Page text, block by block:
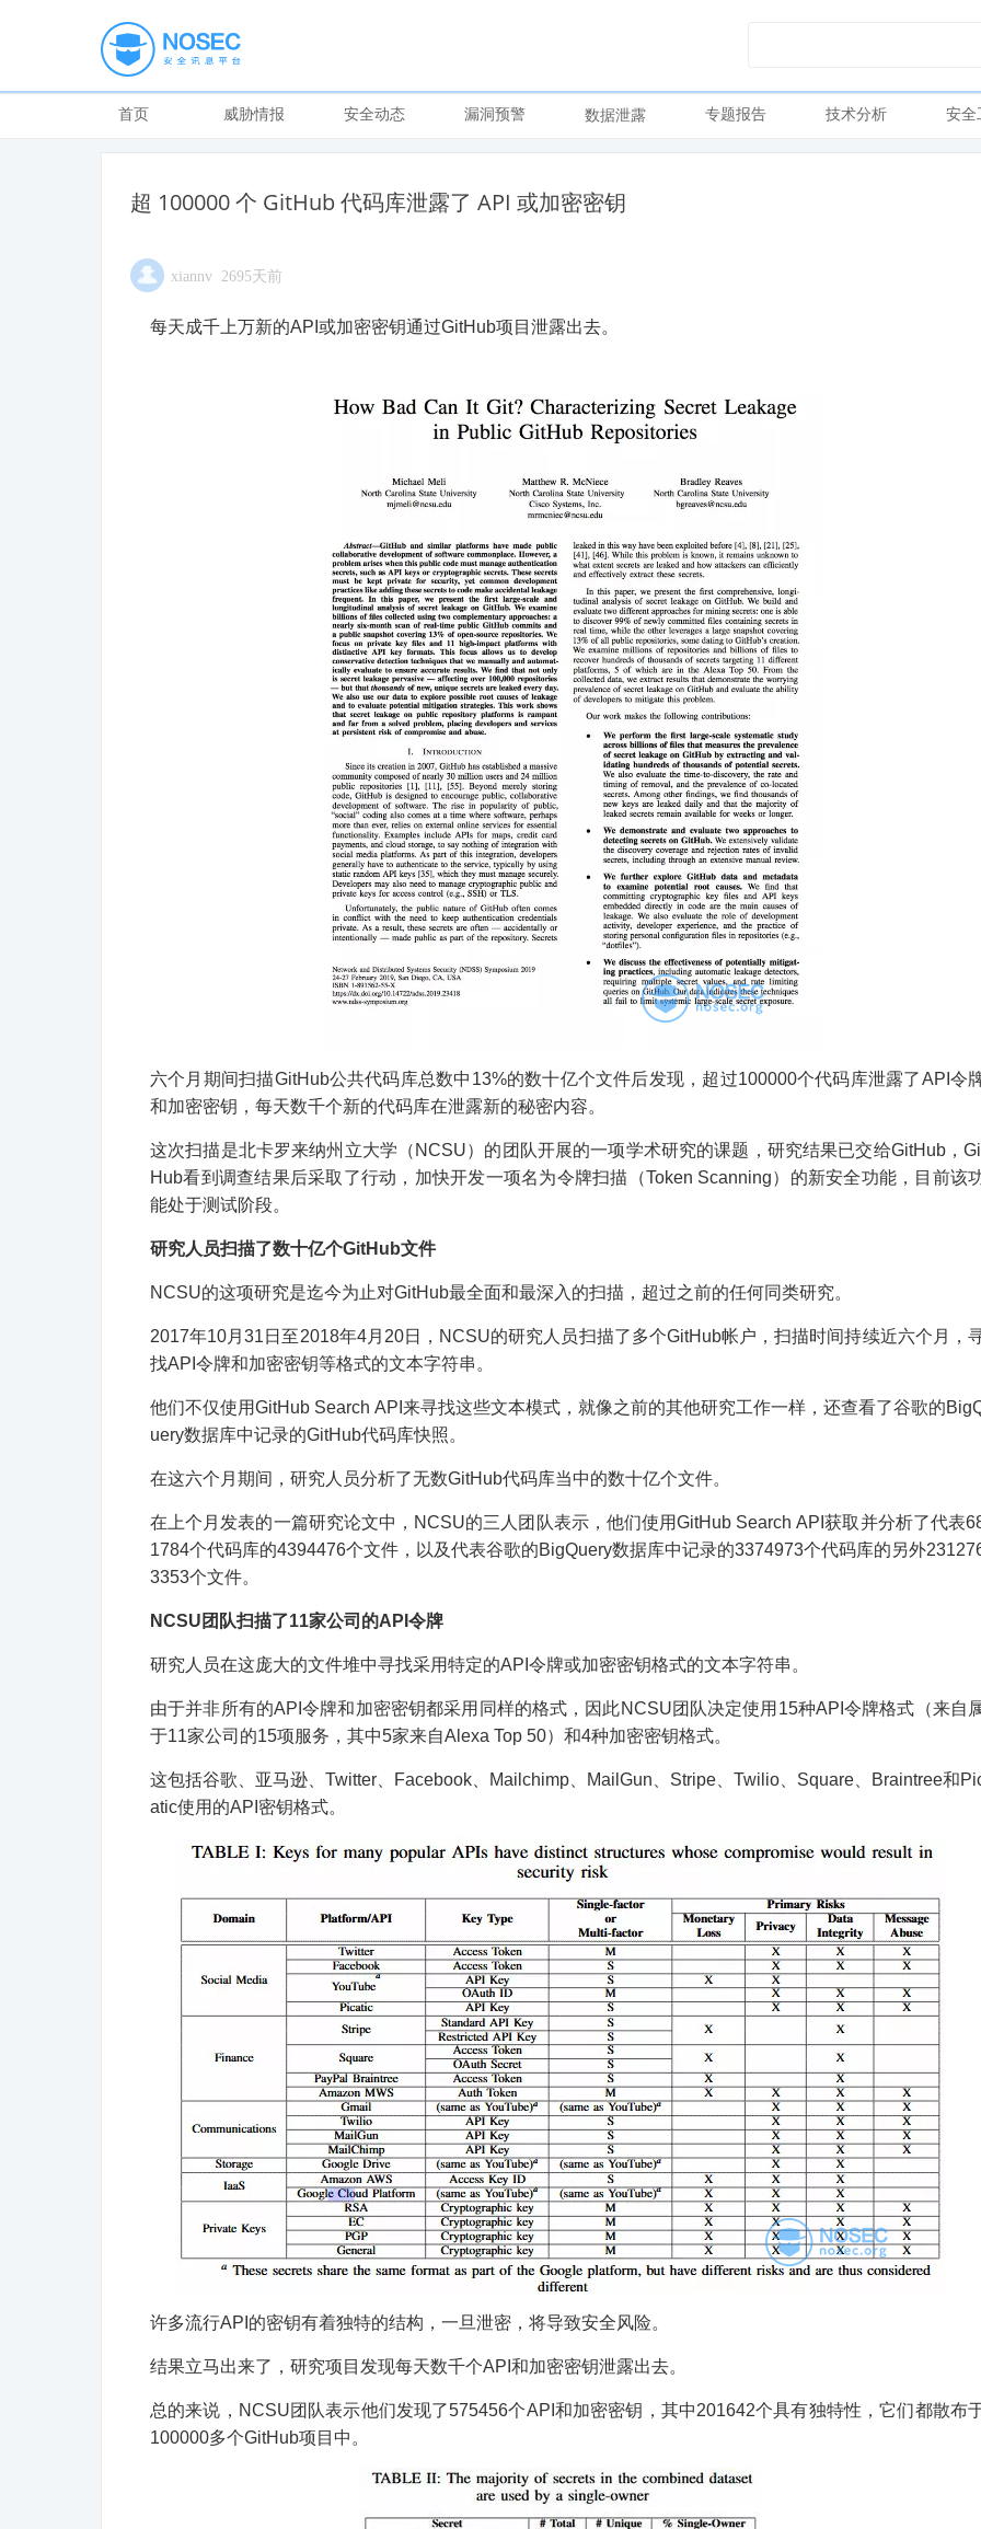
首页 威胁情报 安全动态 漏洞预警 数据泄露 专题报告 技术分析 安全
超 100000 个 GitHub 代码库泄露了 API 或加密密钥
xiannv 2695天前
每天成千上万新的API或加密密钥通过GitHub项目泄露出去。
六个月期间扫描GitHub公共代码库总数中13%的数十亿个文件后发现，超过100000个代码库泄露了API令
和加密密钥，每天数千个新的代码库在泄露新的秘密内容。
这次扫描是北卡罗来纳州立大学（NCSU）的团队开展的一项学术研究的课题，研究结果已交给GitHub，
Hub看到调查结果后采取了行动，加快开发一项名为令牌扫描（Token Scanning）的新安全功能，目前该
能处于测试阶段。
研究人员扫描了数十亿个GitHub文件
NCSU的这项研究是迄今为止对GitHub最全面和最深入的扫描，超过之前的任何同类研究。
2017年10月31日至2018年4月20日，NCSU的研究人员扫描了多个GitHub帐户，扫描时间持续近六个月，
找API令牌和加密密钥等格式的文本字符串。
他们不仅使用GitHub Search API来寻找这些文本模式，就像之前的其他研究工作一样，还查看了谷歌的
uery数据库中记录的GitHub代码库快照。
在这六个月期间，研究人员分析了无数GitHub代码库当中的数十亿个文件。
在上个月发表的一篇研究论文中，NCSU的三人团队表示，他们使用GitHub Search API获取并分析了代表
1784个代码库的4394476个文件，以及代表谷歌的BigQuery数据库中记录的3374973个代码库的另外
3353个文件。
NCSU团队扫描了11家公司的API令牌
研究人员在这庞大的文件堆中寻找采用特定的API令牌或加密密钥格式的文本字符串。
由于并非所有的API令牌和加密密钥都采用同样的格式，因此NCSU团队决定使用15种API令牌格式（来自
于11家公司的15项服务，其中5家来自Alexa Top 50）和4种加密密钥格式。
这包括谷歌、亚马逊、Twitter、Facebook、Mailchimp、MailGun、Stripe、Twilio、Square、Braintree和
atic使用的API密钥格式。
许多流行API的密钥有着独特的结构，一旦泄密，将导致安全风险。
结果立马出来了，研究项目发现每天数千个API和加密密钥泄露出去。
总的来说，NCSU团队表示他们发现了575456个API和加密密钥，其中201642个具有独特性，它们都散布
100000多个GitHub项目中。